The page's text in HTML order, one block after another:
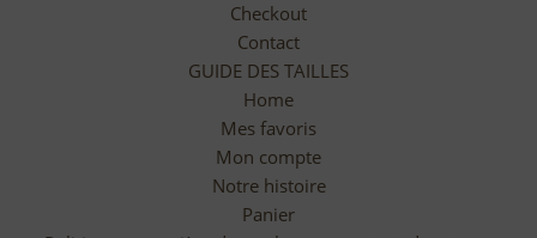
Checkout
Contact
GUIDE DES TAILLES
Home
Mes favoris
Mon compte
Notre histoire
Panier